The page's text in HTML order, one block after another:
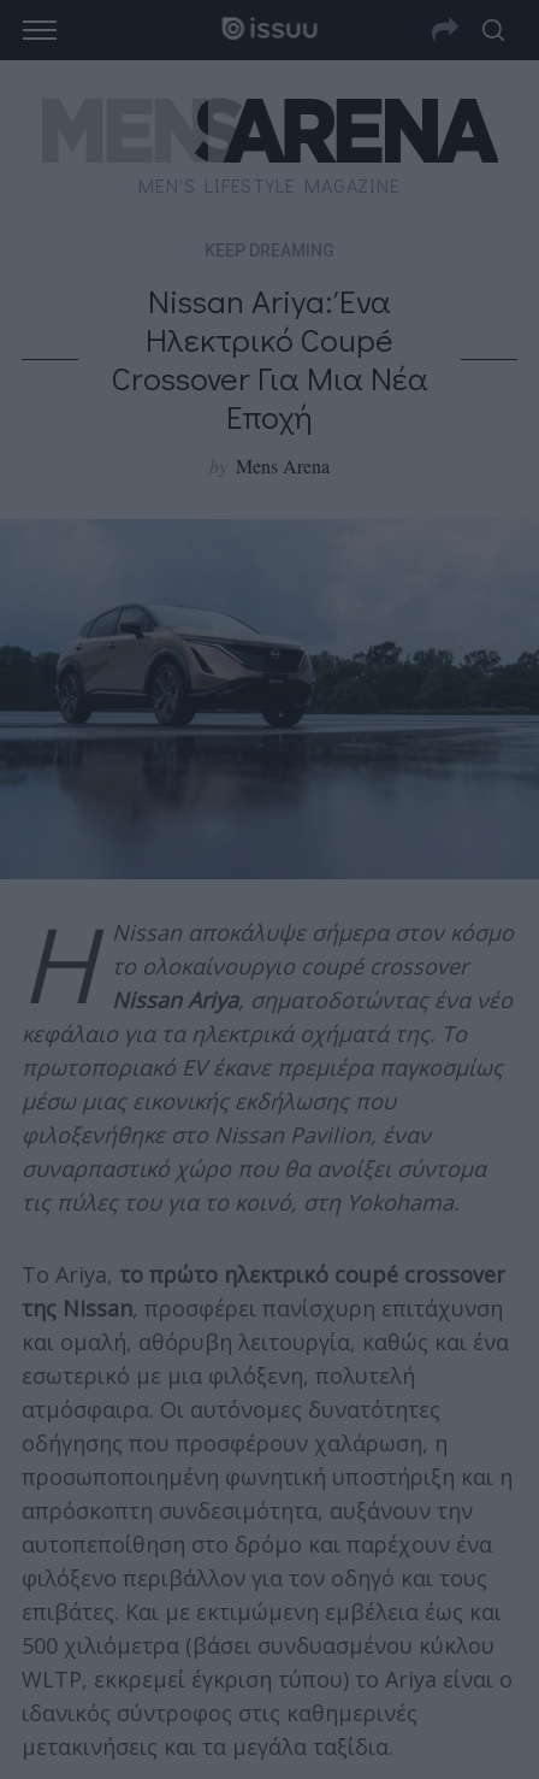
MEN'S LIFESTYLE MAGAZINE
KEEP DREAMING
Nissan Ariya: Ένα
Ηλεκτρικό Coupé
Crossover Για Μια Νέα
Εποχή
by Mens Arena
Η
Nissan αποκάλυψε σήμερα στον κόσμο
το ολοκαίνουργιο coupé crossover
Nissan Ariya, σηματοδοτώντας ένα νέο
κεφάλαιο για τα ηλεκτρικά οχήματά της. Το
πρωτοποριακό EV έκανε πρεμιέρα παγκοσμίως
μέσω μιας εικονικής εκδήλωσης που
φιλοξενήθηκε στο Nissan Pavilion, έναν
συναρπαστικό χώρο που θα ανοίξει σύντομα
τις πύλες του για το κοινό, στη Yokohama.
Το Ariya, το πρώτο ηλεκτρικό coupé crossover
της Nissan, προσφέρει πανίσχυρη επιτάχυνση
και ομαλή, αθόρυβη λειτουργία, καθώς και ένα
εσωτερικό με μια φιλόξενη, πολυτελή
ατμόσφαιρα. Οι αυτόνομες δυνατότητες
οδήγησης που προσφέρουν χαλάρωση, η
προσωποποιημένη φωνητική υποστήριξη και η
απρόσκοπτη συνδεσιμότητα, αυξάνουν την
αυτοπεποίθηση στο δρόμο και παρέχουν ένα
φιλόξενο περιβάλλον για τον οδηγό και τους
επιβάτες. Και με εκτιμώμενη εμβέλεια έως και
500 χιλιόμετρα (βάσει συνδυασμένου κύκλου
WLTP, εκκρεμεί έγκριση τύπου) το Ariya είναι ο
ιδανικός σύντροφος στις καθημερινές
μετακινήσεις και τα μεγάλα ταξίδια.